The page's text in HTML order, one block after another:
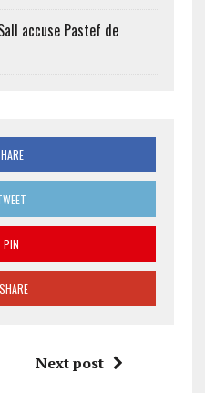
accuse Pastef de
PIN
SHARE
Next post